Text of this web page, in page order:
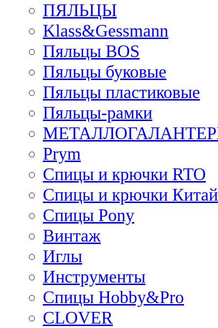
ПЯЛЬЦЫ
Klass&Gessmann
Пяльцы BOS
Пяльцы буковые
Пяльцы пластиковые
Пяльцы-рамки
Prym
Спицы и крючки RTO
Спицы и крючки Китай
Спицы Pony
Винтаж
Иглы
Инструменты
Спицы Hobby&Pro
CLOVER